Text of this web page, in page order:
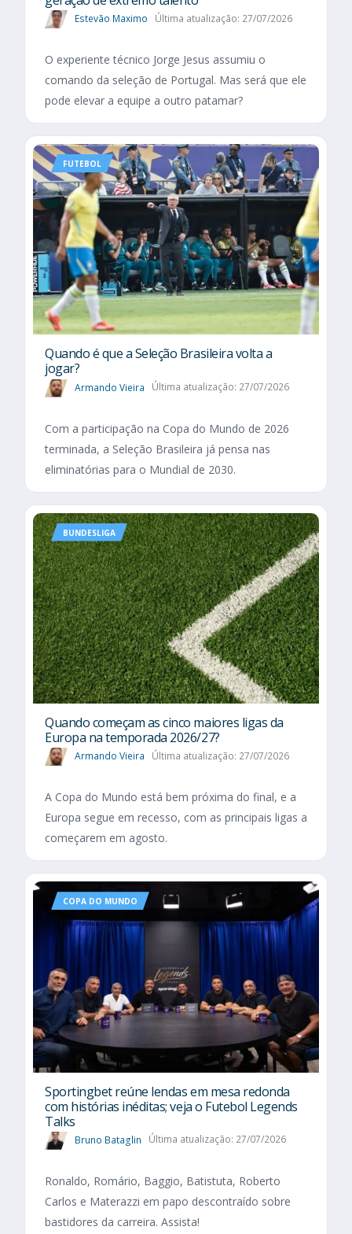
Estevão Maximo Última atualização: 27/07/2026
O experiente técnico Jorge Jesus assumiu o
comando da seleção de Portugal. Mas será que ele
pode elevar a equipe a outro patamar?
FUTEBOL
Quando é que a Seleção Brasileira volta a
jogar?
Armando Vieira Última atualização: 27/07/2026
Com a participação na Copa do Mundo de 2026
terminada, a Seleção Brasileira já pensa nas
eliminatórias para o Mundial de 2030.
BUNDESLIGA
Quando começam as cinco maiores ligas da
Europa na temporada 2026/27?
Armando Vieira Última atualização: 27/07/2026
A Copa do Mundo está bem próxima do final, e a
Europa segue em recesso, com as principais ligas a
começarem em agosto.
COPA DO MUNDO
Sportingbet reúne lendas em mesa redonda
com histórias inéditas; veja o Futebol Legends
Talks
Bruno Bataglin Última atualização: 27/07/2026
Ronaldo, Romário, Baggio, Batistuta, Roberto
Carlos e Materazzi em papo descontraído sobre
bastidores da carreira. Assista!